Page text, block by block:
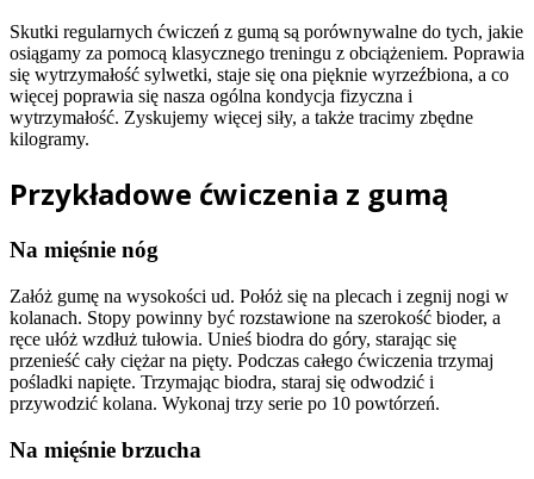
Skutki regularnych ćwiczeń z gumą są porównywalne do tych, jakie
osiągamy za pomocą klasycznego treningu z obciążeniem. Poprawia
się wytrzymałość sylwetki, staje się ona pięknie wyrzeźbiona, a co
więcej poprawia się nasza ogólna kondycja fizyczna i
wytrzymałość. Zyskujemy więcej siły, a także tracimy zbędne
kilogramy.
Przykładowe ćwiczenia z gumą
Na mięśnie nóg
Załóż gumę na wysokości ud. Połóż się na plecach i zegnij nogi w
kolanach. Stopy powinny być rozstawione na szerokość bioder, a
ręce ułóż wzdłuż tułowia. Unieś biodra do góry, starając się
przenieść cały ciężar na pięty. Podczas całego ćwiczenia trzymaj
pośladki napięte. Trzymając biodra, staraj się odwodzić i
przywodzić kolana. Wykonaj trzy serie po 10 powtórzeń.
Na mięśnie brzucha